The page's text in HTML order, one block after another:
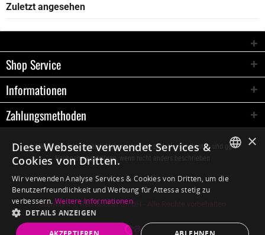
Zuletzt angesehen
Shop Service
Informationen
Zahlungsmethoden
* Alle Preise inkl. gesetzl. Mehrwertsteuer zzgl.Versandkostenund ggf.
Nachnahmegebühren, wenn nicht anders beschrieben
Copyright © Red Rocket GmbH - Alle Rechte vorbehalten
×
Diese Webseite verwendet Services &
Cookies von Dritten.
Wir verwenden Analyse Services & Cookies von Dritten, um die
Benutzerfreundlichkeit und Werbung für Attessa stetig zu
verbessern. Weitere Informationen
DETAILS ANZEIGEN